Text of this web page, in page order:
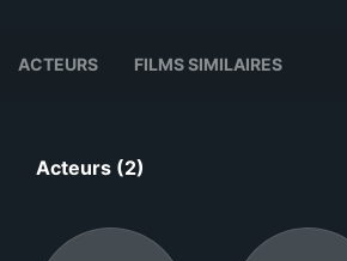
ACTEURS FILMS SIMILAIRES
Acteurs (2)